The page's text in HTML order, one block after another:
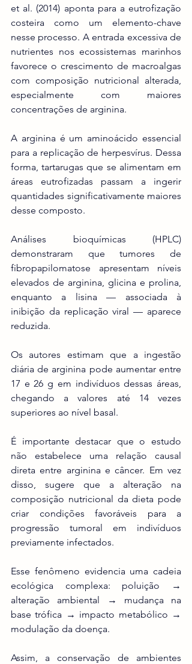
et al. (2014) aponta para a eutrofização
costeira como um elemento-chave
nesse processo. A entrada excessiva de
nutrientes nos ecossistemas marinhos
favorece o crescimento de macroalgas
com composição nutricional alterada,
especialmente com maiores
concentrações de arginina.
A arginina é um aminoácido essencial
para a replicação de herpesvírus. Dessa
forma, tartarugas que se alimentam em
áreas eutrofizadas passam a ingerir
quantidades significativamente maiores
desse composto.
Análises bioquímicas (HPLC)
demonstraram que tumores de
fibropapilomatose apresentam níveis
elevados de arginina, glicina e prolina,
enquanto a lisina — associada à
inibição da replicação viral — aparece
reduzida.
Os autores estimam que a ingestão
diária de arginina pode aumentar entre
17 e 26 g em indivíduos dessas áreas,
chegando a valores até 14 vezes
superiores ao nível basal.
É importante destacar que o estudo
não estabelece uma relação causal
direta entre arginina e câncer. Em vez
disso, sugere que a alteração na
composição nutricional da dieta pode
criar condições favoráveis para a
progressão tumoral em indivíduos
previamente infectados.
Esse fenômeno evidencia uma cadeia
ecológica complexa: poluição →
alteração ambiental → mudança na
base trófica → impacto metabólico →
modulação da doença.
Assim, a conservação de ambientes